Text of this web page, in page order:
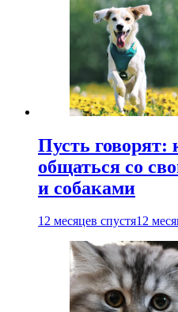
Пусть говорят:
общаться со
и собаками
12 месяцев спустя12